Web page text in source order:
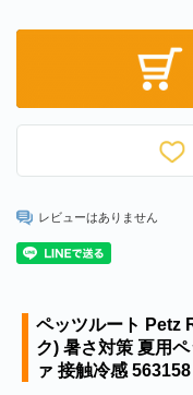
レビューはありません
ペッツルート Petz
ク) 暑さ対策 夏用
ァ 接触冷感 563158